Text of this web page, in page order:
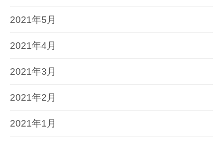
2021年5月
2021年4月
2021年3月
2021年2月
2021年1月